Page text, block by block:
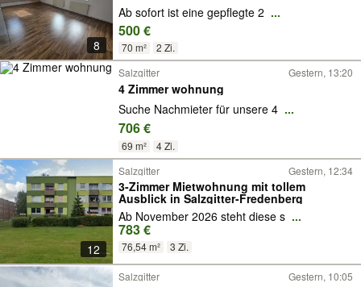
8
Ab sofort ist eine gepflegte 2 ...
500 €
70 m²
2 Zi.
Salzgitter
Gestern, 13:20
4 Zimmer wohnung
Suche Nachmieter für unsere 4 ...
706 €
69 m² 4 Zi.
12
Salzgitter Gestern, 12:34
3-Zimmer Mietwohnung mit tollem
Ausblick in Salzgitter-Fredenberg
Ab November 2026 steht diese s ...
783 €
76,54 m² 3 Zi.
Salzgitter Gestern, 10:05